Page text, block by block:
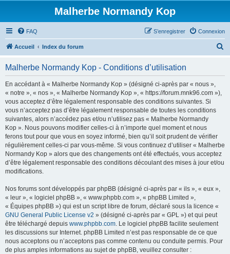
Malherbe Normandy Kop
FAQ Connexion
S’enregistrer
Accueil Index du forum
Malherbe Normandy Kop - Conditions d’utilisation
En accédant à « Malherbe Normandy Kop » (désigné ci-après par « nous »,
« notre », « nos », « Malherbe Normandy Kop », « https://forum.mnk96.com »),
vous acceptez d’être légalement responsable des conditions suivantes. Si
vous n’acceptez pas d’être légalement responsable de toutes les conditions
suivantes, alors n’accédez pas et/ou n’utilisez pas « Malherbe Normandy
Kop ». Nous pouvons modifier celles-ci à n’importe quel moment et nous
ferons tout pour que vous en soyez informé, bien qu’il soit prudent de vérifier
régulièrement celles-ci par vous-même. Si vous continuez d’utiliser « Malherbe
Normandy Kop » alors que des changements ont été effectués, vous acceptez
d’être légalement responsable des conditions découlant des mises à jour et/ou
modifications.
Nos forums sont développés par phpBB (désigné ci-après par « ils », « eux »,
« leur », « logiciel phpBB », « www.phpbb.com », « phpBB Limited »,
« Équipes phpBB ») qui est un script libre de forum, déclaré sous la licence «
GNU General Public License v2 » (désigné ci-après par « GPL ») et qui peut
être téléchargé depuis www.phpbb.com. Le logiciel phpBB facilite seulement
les discussions sur Internet. phpBB Limited n’est pas responsable de ce que
nous acceptons ou n’acceptons pas comme contenu ou conduite permis. Pour
de plus amples informations au sujet de phpBB, veuillez consulter :